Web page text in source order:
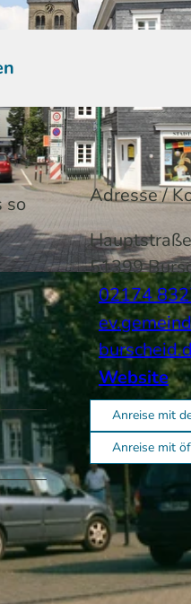
so
Adresse /
51399
02174
Website
Anreise mit
Anreise mit